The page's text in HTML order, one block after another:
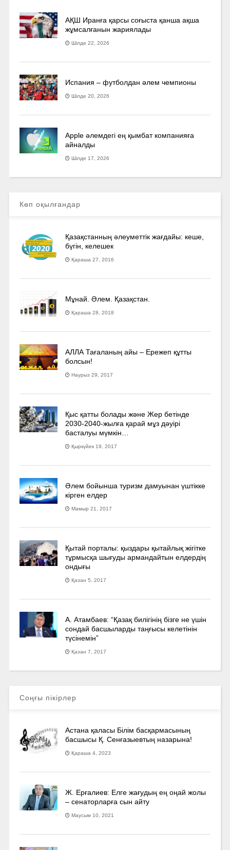
АҚШ Иранға қарсы соғыста қанша ақша
жұмсалғанын жариялады
Шілде 22, 2026
Испания – футболдан әлем чемпионы
Шілде 20, 2026
Apple әлемдегі ең қымбат компанияға
айналды
Шілде 17, 2026
Көп оқылғандар
Қазақстанның әлеуметтік жағдайы: кеше,
бүгін, келешек
Қараша 27, 2016
Мұнай. Әлем. Қазақстан.
Қараша 28, 2018
АЛЛА Тағаланың айы – Ережеп құтты
болсын!
Наурыз 29, 2017
Қыс қатты болады және Жер бетінде
2030-2040­-жылға қарай мұз дәуірі
басталуы мүмкін…
Қыркүйек 19, 2017
Әлем бойынша туризм дамуынан үштікке
кірген елдер
Мамыр 21, 2017
Қытай порталы: қыздары қытайлық жігітке
тұрмысқа шығуды армандайтын елдердің
ондығы
Қазан 5, 2017
А. Атамбаев: “Қазақ билігінің бізге не үшін
сондай басшыларды таңғысы келетінін
түсінемін”
Қазан 7, 2017
Соңғы пікірлер
Астана қаласы Білім басқармасының
басшысы Қ. Сенғазыевтың назарына!
Қараша 4, 2023
Ж. Ерғалиев: Елге жағудың ең оңай жолы
– сенаторларға сын айту
Маусым 10, 2021